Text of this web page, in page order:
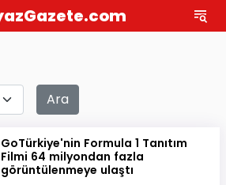
Ara
GoTürkiye'nin Formula 1 Tanıtım
Filmi 64 milyondan fazla
görüntülenmeye ulaştı